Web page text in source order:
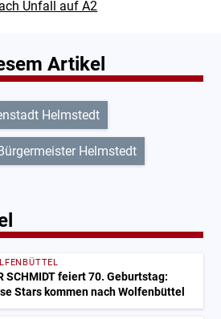
Unfall auf A2
Artikel
Helmstedt
Helmstedt
SCHMIDT feiert 70. Geburtstag:
Stars kommen nach Wolfenbüttel